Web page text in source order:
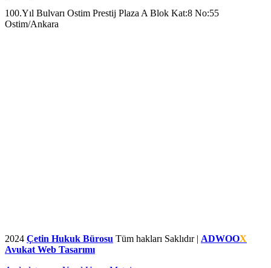
100.Yıl Bulvarı Ostim Prestij Plaza A Blok Kat:8 No:55
Ostim/Ankara
2024 Çetin Hukuk Bürosu Tüm hakları Saklıdır | ADWOOX
Avukat Web Tasarımı